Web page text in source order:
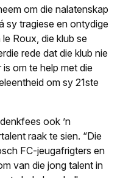
om die nalatenskap
sy tragiese en ontydige
Roux, die klub se
rede dat die klub nie
om te help met die
om sy 21ste
ook ’n
raak te sien. “Die
FC-jeugafrigters en
van die jong talent in